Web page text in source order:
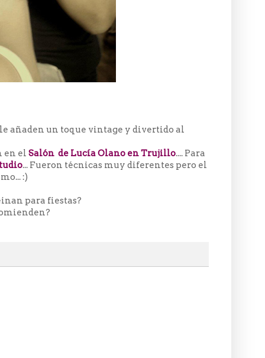
añaden un toque vintage y divertido al
en el Salón de Lucía Olano en Trujillo.... Para
... Fueron técnicas muy diferentes pero el
:)
para fiestas?